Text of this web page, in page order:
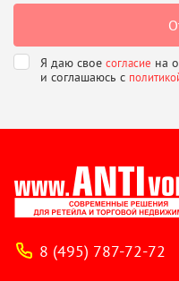
Я даю свое согласие на
и соглашаюсь с
8 (495) 787-72-72